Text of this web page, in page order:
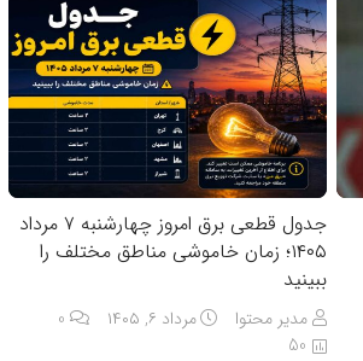
جدول قطعی برق امروز چهارشنبه ۷ مرداد
۱۴۰۵؛ زمان خاموشی مناطق مختلف را
ببینید
مدیر محتوا مرداد ۶, ۱۴۰۵
0
50